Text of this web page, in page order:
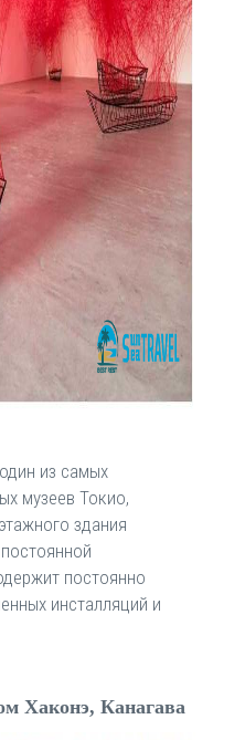
из самых
музеев Токио,
здания
постоянно
инсталляций и
Хаконэ, Канагава